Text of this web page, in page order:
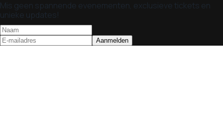
Mis geen spannende evenementen, exclusieve tickets en
unieke updates!